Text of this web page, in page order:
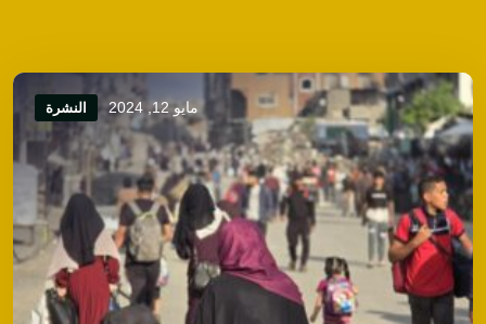
مايو 12, 2024 النشرة